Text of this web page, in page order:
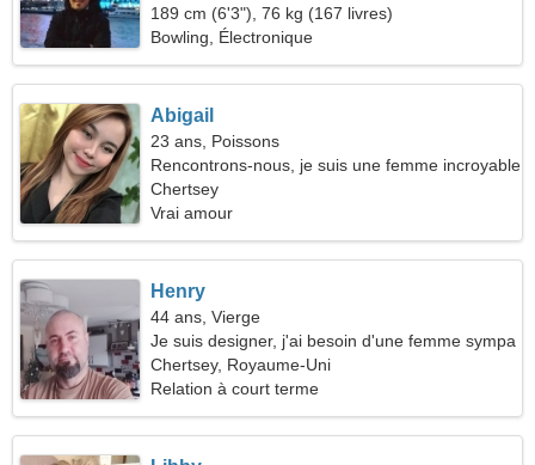
189 cm (6'3"), 76 kg (167 livres)
Bowling, Électronique
Abigail
23 ans, Poissons
Rencontrons-nous, je suis une femme incroyable
Chertsey
Vrai amour
Henry
44 ans, Vierge
Je suis designer, j'ai besoin d'une femme sympa
Chertsey, Royaume-Uni
Relation à court terme